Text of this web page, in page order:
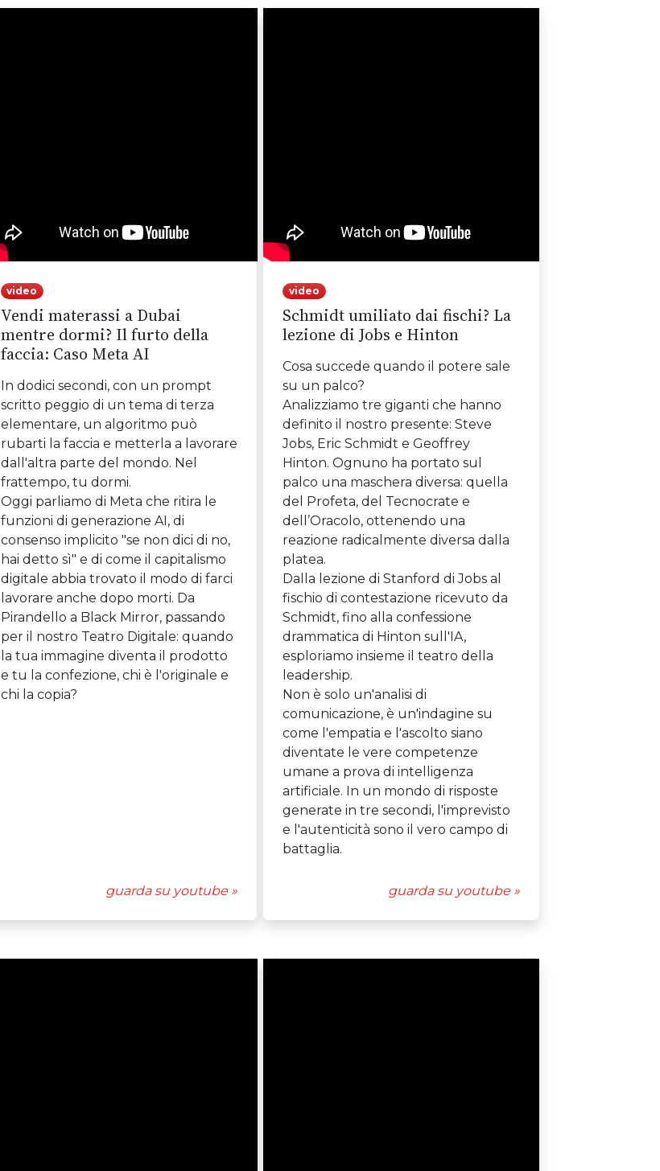
video
Vendi materassi a Dubai
mentre dormi? Il furto della
faccia: Caso Meta AI
In dodici secondi, con un prompt
scritto peggio di un tema di terza
elementare, un algoritmo può
rubarti la faccia e metterla a lavorare
dall'altra parte del mondo. Nel
frattempo, tu dormi.
Oggi parliamo di Meta che ritira le
funzioni di generazione AI, di
consenso implicito "se non dici di no,
hai detto sì" e di come il capitalismo
digitale abbia trovato il modo di farci
lavorare anche dopo morti. Da
Pirandello a Black Mirror, passando
per il nostro Teatro Digitale: quando
la tua immagine diventa il prodotto
e tu la confezione, chi è l'originale e
chi la copia?
guarda su youtube »
video
Schmidt umiliato dai fischi? La
lezione di Jobs e Hinton
Cosa succede quando il potere sale
su un palco?
Analizziamo tre giganti che hanno
definito il nostro presente: Steve
Jobs, Eric Schmidt e Geoffrey
Hinton. Ognuno ha portato sul
palco una maschera diversa: quella
del Profeta, del Tecnocrate e
dell’Oracolo, ottenendo una
reazione radicalmente diversa dalla
platea.
Dalla lezione di Stanford di Jobs al
fischio di contestazione ricevuto da
Schmidt, fino alla confessione
drammatica di Hinton sull'IA,
esploriamo insieme il teatro della
leadership.
Non è solo un'analisi di
comunicazione, è un'indagine su
come l'empatia e l'ascolto siano
diventate le vere competenze
umane a prova di intelligenza
artificiale. In un mondo di risposte
generate in tre secondi, l'imprevisto
e l'autenticità sono il vero campo di
battaglia.
guarda su youtube »